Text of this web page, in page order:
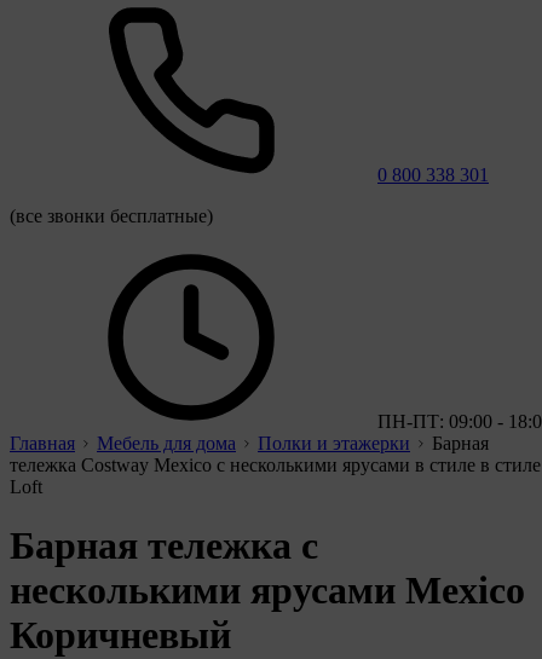
0 800 338 301
(все звонки бесплатные)
ПН-ПТ: 09:00 -
Главная
Мебель для дома Полки и этажерки
Барная
тележка Costway Mexico с несколькими ярусами в стиле в стиле
Loft
Барная тележка с
несколькими ярусами Mexico
Коричневый